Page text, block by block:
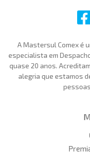
i
A Mastersul Comex é
especialista em
quase 20 anos.
alegria que estamos